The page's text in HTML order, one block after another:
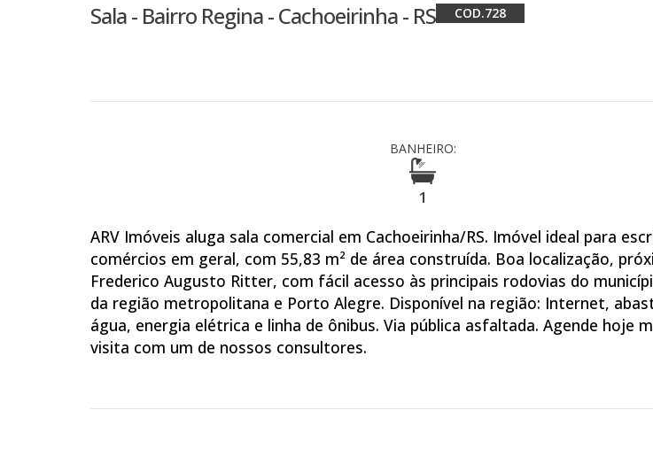
Sala - Bairro Regina - Cachoeirinha - RS 728
BANHEIRO:
1
ARV Imóveis aluga sala comercial em Cachoeirinha/RS. Imóvel ideal para
comércios em geral, com 55,83 m² de área construída. Boa localização,
Frederico Augusto Ritter, com fácil acesso às principais rodovias do
da região metropolitana e Porto Alegre. Disponível na região: Internet,
água, energia elétrica e linha de ônibus. Via pública asfaltada. Agende hoje
visita com um de nossos consultores.